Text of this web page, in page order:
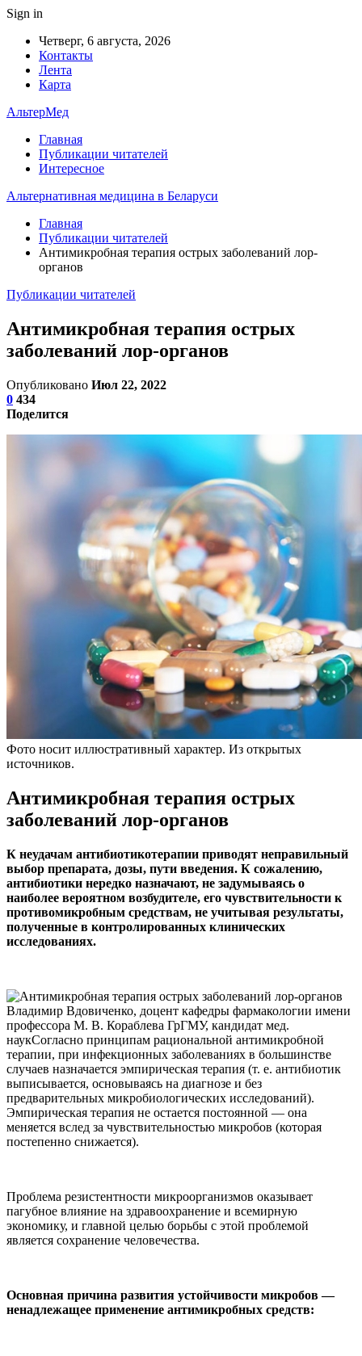
Sign in
Четверг, 6 августа, 2026
Контакты
Лента
Карта
АльтерМед
Главная
Публикации читателей
Интересное
Альтернативная медицина в Беларуси
Главная
Публикации читателей
Антимикробная терапия острых заболеваний лор-
органов
Публикации читателей
Антимикробная терапия острых
заболеваний лор-органов
Опубликовано Июл 22, 2022
0 434
Поделится
Фото носит иллюстративный характер. Из открытых
источников.
Антимикробная терапия острых
заболеваний лор-органов
К неудачам антибиотикотерапии приводят неправильный
выбор препарата, дозы, пути введения. К сожалению,
антибиотики нередко назначают, не задумываясь о
наиболее вероятном возбудителе, его чувствительности к
противомикробным средствам, не учитывая результаты,
полученные в контролированных клинических
исследованиях.
Владимир Вдовиченко, доцент кафедры фармакологии имени
профессора М. В. Кораблева ГрГМУ, кандидат мед.
наукСогласно принципам рациональной антимикробной
терапии, при инфекционных заболеваниях в большинстве
случаев назначается эмпирическая терапия (т. е. антибиотик
выписывается, основываясь на диагнозе и без
предварительных микробиологических исследований).
Эмпирическая терапия не остается постоянной — она
меняется вслед за чувствительностью микробов (которая
постепенно снижается).
Проблема резистентности микроорганизмов оказывает
пагубное влияние на здравоохранение и всемирную
экономику, и главной целью борьбы с этой проблемой
является сохранение человечества.
Основная причина развития устойчивости микробов —
ненадлежащее применение антимикробных средств: